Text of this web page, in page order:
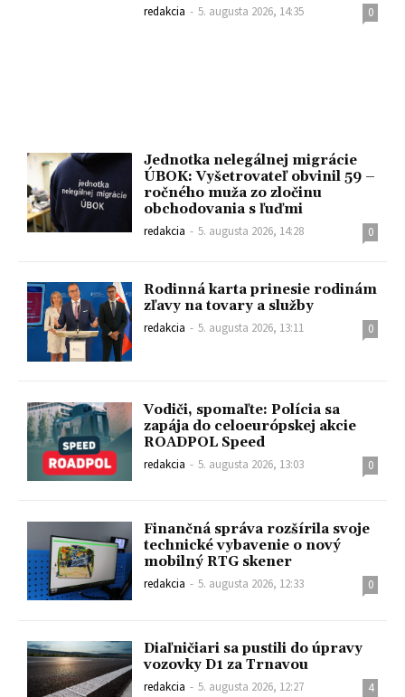
redakcia - 5. augusta 2026, 14:35 0
Jednotka nelegálnej migrácie
ÚBOK: Vyšetrovateľ obvinil 59 –
ročného muža zo zločinu
obchodovania s ľuďmi
redakcia - 5. augusta 2026, 14:28 0
Rodinná karta prinesie rodinám
zľavy na tovary a služby
redakcia - 5. augusta 2026, 13:11 0
Vodiči, spomaľte: Polícia sa
zapája do celoeurópskej akcie
ROADPOL Speed
redakcia - 5. augusta 2026, 13:03 0
Finančná správa rozšírila svoje
technické vybavenie o nový
mobilný RTG skener
redakcia - 5. augusta 2026, 12:33 0
Diaľničiari sa pustili do úpravy
vozovky D1 za Trnavou
redakcia - 5. augusta 2026, 12:27 4